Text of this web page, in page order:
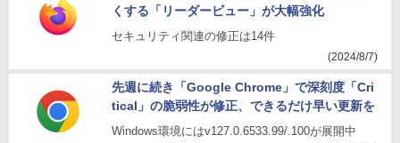
くする「リーダービュー」が大幅強化
セキュリティ関連の修正は14件
(2024/8/7)
先週に続き「Google Chrome」で深刻度「Cri
tical」の脆弱性が修正、できるだけ早い更新を
Windows環境にはv127.0.6533.99/.100が展開中